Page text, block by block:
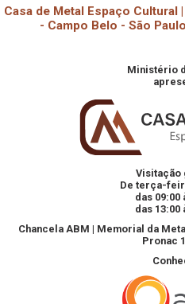
Casa de Metal Espaço Cultural
- Campo Belo - São
Ministério
Visitação
De terça-
das 09:00
das 13:00
Chancela ABM | Memorial da
Pronac